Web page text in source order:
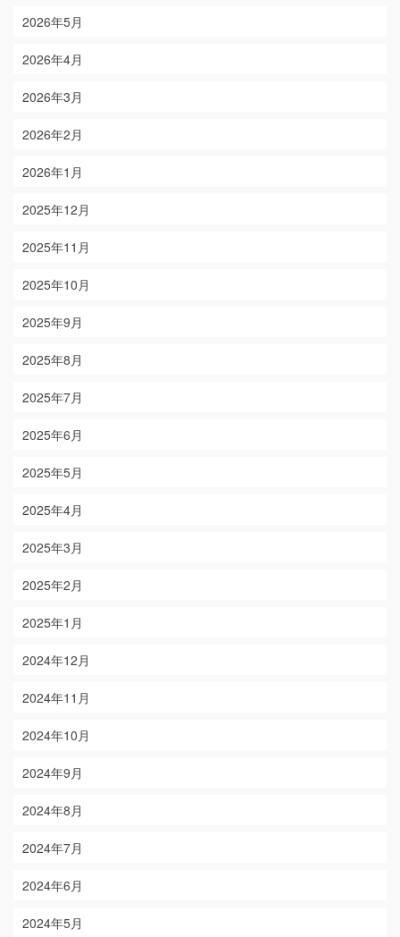
2026年5月
2026年4月
2026年3月
2026年2月
2026年1月
2025年12月
2025年11月
2025年10月
2025年9月
2025年8月
2025年7月
2025年6月
2025年5月
2025年4月
2025年3月
2025年2月
2025年1月
2024年12月
2024年11月
2024年10月
2024年9月
2024年8月
2024年7月
2024年6月
2024年5月